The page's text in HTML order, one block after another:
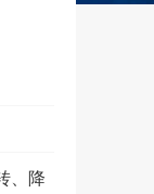
、降